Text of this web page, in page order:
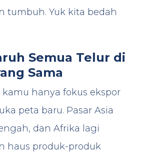
tumbuh. Yuk kita bedah
Semua Telur di
Sama
hanya fokus ekspor
peta baru. Pasar Asia
dan Afrika lagi
haus produk-produk